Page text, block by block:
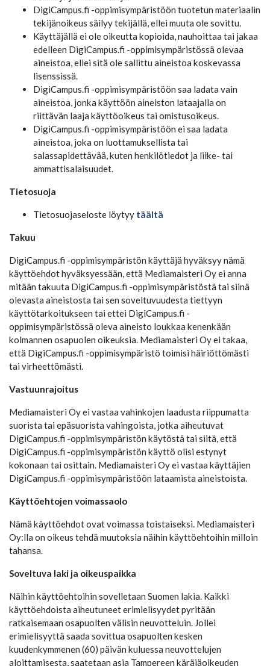
DigiCampus.fi -oppimisympäristöön tuotetun materiaalin
tekijänoikeus säilyy tekijällä, ellei muuta ole sovittu.
Käyttäjällä ei ole oikeutta kopioida, nauhoittaa tai jakaa
edelleen DigiCampus.fi -oppimisympäristössä olevaa
aineistoa, ellei sitä ole sallittu aineistoa koskevassa
lisenssissä.
DigiCampus.fi -oppimisympäristöön saa ladata vain
aineistoa, jonka käyttöön aineiston lataajalla on
riittävän laaja käyttöoikeus tai omistusoikeus.
DigiCampus.fi -oppimisympäristöön ei saa ladata
aineistoa, joka on luottamuksellista tai
salassapidettävää, kuten henkilötiedot ja liike- tai
ammattisalaisuudet.
Tietosuoja
Tietosuojaseloste löytyy täältä
Takuu
DigiCampus.fi -oppimisympäristön käyttäjä hyväksyy nämä
käyttöehdot hyväksyessään, että Mediamaisteri Oy ei anna
mitään takuuta DigiCampus.fi -oppimisympäristöstä tai siinä
olevasta aineistosta tai sen soveltuvuudesta tiettyyn
käyttötarkoitukseen tai ettei DigiCampus.fi -
oppimisympäristössä oleva aineisto loukkaa kenenkään
kolmannen osapuolen oikeuksia. Mediamaisteri Oy ei takaa,
että DigiCampus.fi -oppimisympäristö toimisi häiriöttömästi
tai virheettömästi.
Vastuunrajoitus
Mediamaisteri Oy ei vastaa vahinkojen laadusta riippumatta
suorista tai epäsuorista vahingoista, jotka aiheutuvat
DigiCampus.fi -oppimisympäristön käytöstä tai siitä, että
DigiCampus.fi -oppimisympäristön käyttö olisi estynyt
kokonaan tai osittain. Mediamaisteri Oy ei vastaa käyttäjien
DigiCampus.fi -oppimisympäristöön lataamista aineistoista.
Käyttöehtojen voimassaolo
Nämä käyttöehdot ovat voimassa toistaiseksi. Mediamaisteri
Oy:lla on oikeus tehdä muutoksia näihin käyttöehtoihin milloin
tahansa.
Soveltuva laki ja oikeuspaikka
Näihin käyttöehtoihin sovelletaan Suomen lakia. Kaikki
käyttöehdoista aiheutuneet erimielisyydet pyritään
ratkaisemaan osapuolten välisin neuvotteluin. Jollei
erimielisyyttä saada sovittua osapuolten kesken
kuudenkymmenen (60) päivän kuluessa neuvottelujen
aloittamisesta, saatetaan asia Tampereen käräjäoikeuden